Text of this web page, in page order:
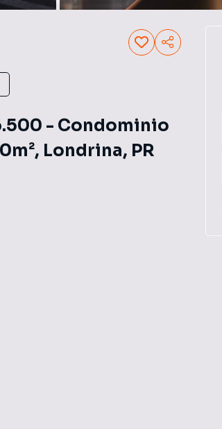
- Condominio
Londrina, PR